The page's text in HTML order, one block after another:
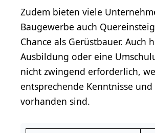
Zudem bieten viele
Baugewerbe auch
Chance als Gerüstbauer. Auch
Ausbildung oder eine
nicht zwingend erforderlich,
entsprechende Kenntnisse
vorhanden sind.